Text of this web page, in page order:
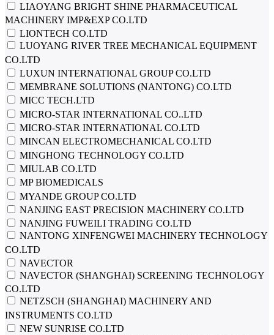
LIAOYANG BRIGHT SHINE PHARMACEUTICAL
MACHINERY IMP&EXP CO.LTD
LIONTECH CO.LTD
LUOYANG RIVER TREE MECHANICAL EQUIPMENT
CO.LTD
LUXUN INTERNATIONAL GROUP CO.LTD
MEMBRANE SOLUTIONS (NANTONG) CO.LTD
MICC TECH.LTD
MICRO-STAR INTERNATIONAL CO..LTD
MICRO-STAR INTERNATIONAL CO.LTD
MINCAN ELECTROMECHANICAL CO.LTD
MINGHONG TECHNOLOGY CO.LTD
MIULAB CO.LTD
MP BIOMEDICALS
MYANDE GROUP CO.LTD
NANJING EAST PRECISION MACHINERY CO.LTD
NANJING FUWEILI TRADING CO.LTD
NANTONG XINFENGWEI MACHINERY TECHNOLOGY
CO.LTD
NAVECTOR
NAVECTOR (SHANGHAI) SCREENING TECHNOLOGY
CO.LTD
NETZSCH (SHANGHAI) MACHINERY AND
INSTRUMENTS CO.LTD
NEW SUNRISE CO.LTD